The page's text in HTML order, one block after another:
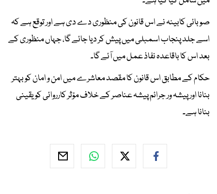
صوبائی کابینہ نے اس قانون کی منظوری دے دی ہے اور توقع ہے کہ
اسے جلد پنجاب اسمبلی میں پیش کر دیا جائے گا، جہاں منظوری کے
بعد اس کا باقاعدہ نفاذ عمل میں آئے گا۔
حکام کے مطابق اس قانون کا مقصد معاشرے میں امن و امان کو بہتر
بنانا اور پیشہ ور جرائم پیشہ عناصر کے خلاف مؤثر کارروائی کو یقینی
بنانا ہے۔